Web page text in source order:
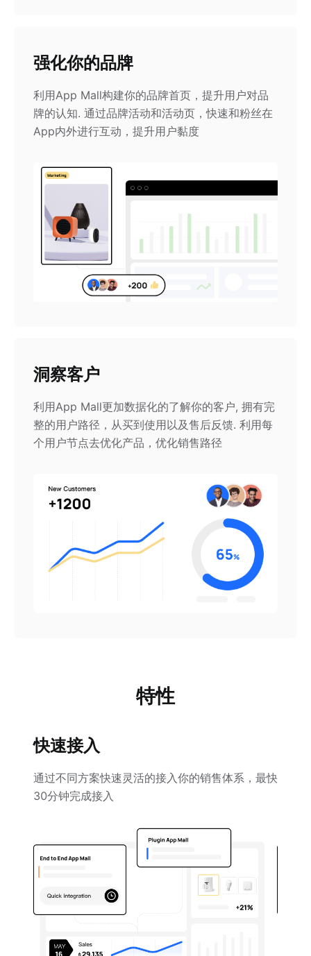
强化你的品牌
利用App Mall构建你的品牌首页，提升用户对品
牌的认知. 通过品牌活动和活动页，快速和粉丝在
App内外进行互动，提升用户黏度
洞察客户
利用App Mall更加数据化的了解你的客户, 拥有完
整的用户路径，从买到使用以及售后反馈. 利用每
个用户节点去优化产品，优化销售路径
特性
快速接入
通过不同方案快速灵活的接入你的销售体系，最快
30分钟完成接入